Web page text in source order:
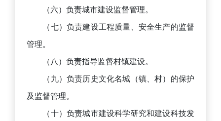
（六）负责城市建设监督管理。
（七）负责建设工程质量、安全生产的监督
管理。
（八）负责指导监督村镇建设。
（九）负责历史文化名城（镇、村）的保护
及监督管理。
（十）负责城市建设科学研究和建设科技发